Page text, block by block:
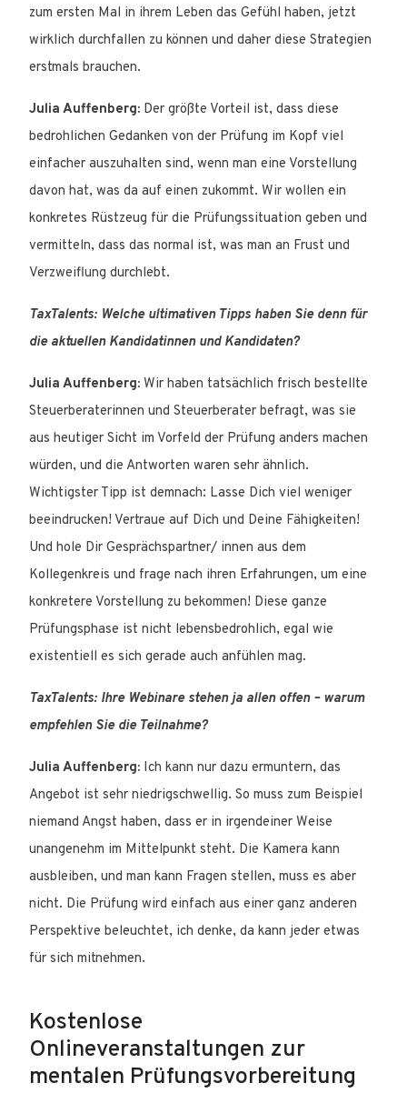
zum ersten Mal in ihrem Leben das Gefühl haben, jetzt
wirklich durchfallen zu können und daher diese Strategien
erstmals brauchen.
Julia Auffenberg: Der größte Vorteil ist, dass diese
bedrohlichen Gedanken von der Prüfung im Kopf viel
einfacher auszuhalten sind, wenn man eine Vorstellung
davon hat, was da auf einen zukommt. Wir wollen ein
konkretes Rüstzeug für die Prüfungssituation geben und
vermitteln, dass das normal ist, was man an Frust und
Verzweiflung durchlebt.
TaxTalents: Welche ultimativen Tipps haben Sie denn für
die aktuellen Kandidatinnen und Kandidaten?
Julia Auffenberg: Wir haben tatsächlich frisch bestellte
Steuerberaterinnen und Steuerberater befragt, was sie
aus heutiger Sicht im Vorfeld der Prüfung anders machen
würden, und die Antworten waren sehr ähnlich.
Wichtigster Tipp ist demnach: Lasse Dich viel weniger
beeindrucken! Vertraue auf Dich und Deine Fähigkeiten!
Und hole Dir Gesprächspartner/ innen aus dem
Kollegenkreis und frage nach ihren Erfahrungen, um eine
konkretere Vorstellung zu bekommen! Diese ganze
Prüfungsphase ist nicht lebensbedrohlich, egal wie
existentiell es sich gerade auch anfühlen mag.
TaxTalents: Ihre Webinare stehen ja allen offen – warum
empfehlen Sie die Teilnahme?
Julia Auffenberg: Ich kann nur dazu ermuntern, das
Angebot ist sehr niedrigschwellig. So muss zum Beispiel
niemand Angst haben, dass er in irgendeiner Weise
unangenehm im Mittelpunkt steht. Die Kamera kann
ausbleiben, und man kann Fragen stellen, muss es aber
nicht. Die Prüfung wird einfach aus einer ganz anderen
Perspektive beleuchtet, ich denke, da kann jeder etwas
für sich mitnehmen.
Kostenlose
Onlineveranstaltungen zur
mentalen Prüfungsvorbereitung